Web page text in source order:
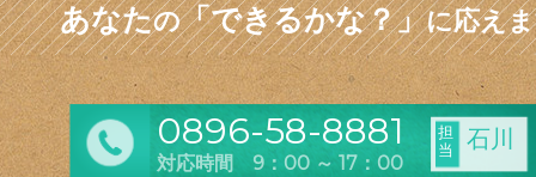
あなたの「できるかな？」に応え
0896-58-8881
対応時間 9：00 ～ 17：00
担
当
石川